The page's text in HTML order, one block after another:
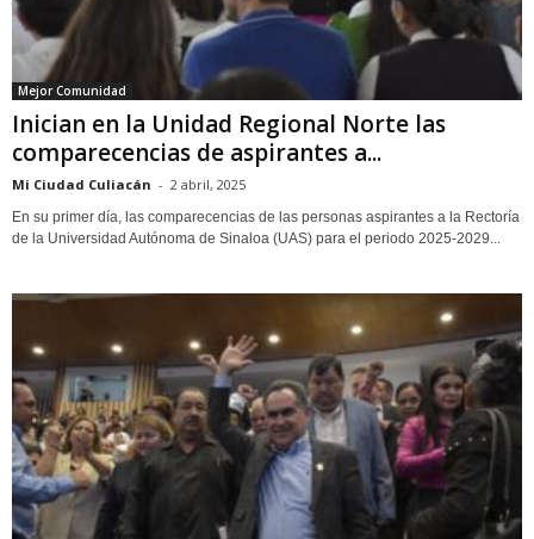
Mejor Comunidad
Inician en la Unidad Regional Norte las
comparecencias de aspirantes a...
Mi Ciudad Culiacán - 2 abril, 2025
En su primer día, las comparecencias de las personas aspirantes a la Rectoría
de la Universidad Autónoma de Sinaloa (UAS) para el periodo 2025-2029...